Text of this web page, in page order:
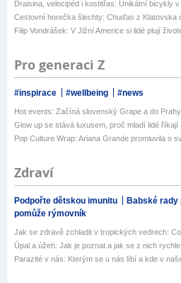
Draisina, velocipéd i kostitřas: Unikátní bicykly
Cestovní horečka šlechty: Chuďas z Klatovska
Filip Vondrášek: V Jižní Americe si lidé plují
Pro generaci Z
#inspirace #wellbeing #news
Hot events: Začíná slovenský Grape a do Prahy
Glow up se stává luxusem, proč mladí lidé říkají
Pop Culture Wrap: Ariana Grande promluvila o
Zdraví
Podpořte dětskou imunitu Babské rady
pomůže rýmovník
Jak se zdravě zchladit v tropických vedrech: Co
Úpal a úžeh: Jak je poznat a jak se z nich
Parazité v nás: Kterým se u nás líbí a kde v